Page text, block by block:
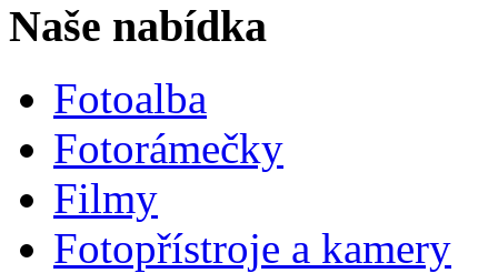
Naše nabídka
Fotoalba
Fotorámečky
Filmy
Fotopřístroje a kamery